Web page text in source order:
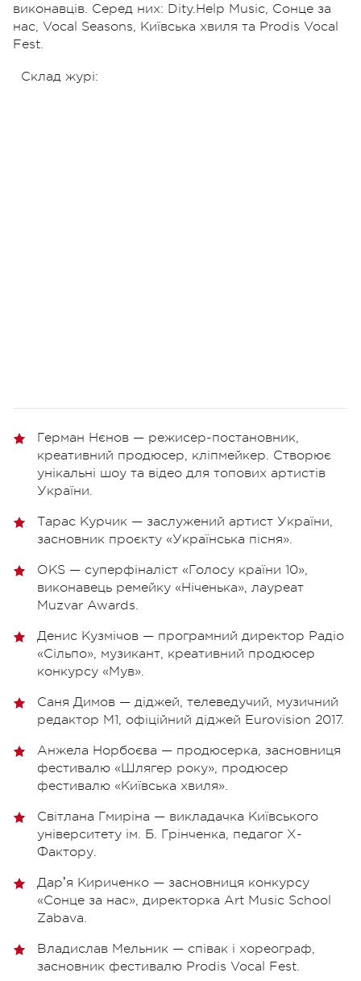
виконавців. Серед них: Dity.Help Music, Сонце за
нас, Vocal Seasons, Київська хвиля та Prodis Vocal
Fest.
Склад журі:
Герман Нєнов — режисер-постановник,
креативний продюсер, кліпмейкер. Створює
унікальні шоу та відео для топових артистів
України.
Тарас Курчик — заслужений артист України,
засновник проєкту «Українська пісня».
OKS — суперфіналіст «Голосу країни 10»,
виконавець ремейку «Ніченька», лауреат
Muzvar Awards.
Денис Кузмічов — програмний директор Радіо
«Сільпо», музикант, креативний продюсер
конкурсу «Мув».
Саня Димов — діджей, телеведучий, музичний
редактор М1, офіційний діджей Eurovision 2017.
Анжела Норбоєва — продюсерка, засновниця
фестивалю «Шлягер року», продюсер
фестивалю «Київська хвиля».
Світлана Гмиріна — викладачка Київського
університету ім. Б. Грінченка, педагог Х-
Фактору.
Дарʼя Кириченко — засновниця конкурсу
«Сонце за нас», директорка Art Music School
Zabava.
Владислав Мельник — співак і хореограф,
засновник фестивалю Prodis Vocal Fest.